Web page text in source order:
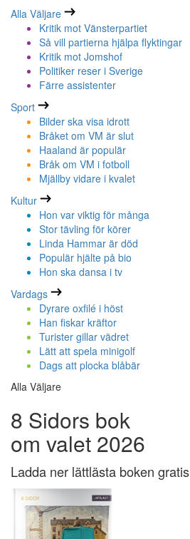
Alla Väljare
Kritik mot Vänsterpartiet
Så vill partierna hjälpa flyktingar
Kritik mot Jomshof
Politiker reser i Sverige
Färre assistenter
Sport
Bilder ska visa idrott
Bråket om VM är slut
Haaland är populär
Bråk om VM i fotboll
Mjällby vidare i kvalet
Kultur
Hon var viktig för många
Stor tävling för körer
Linda Hammar är död
Populär hjälte på bio
Hon ska dansa i tv
Vardags
Dyrare oxfilé i höst
Han fiskar kräftor
Turister gillar vädret
Lätt att spela minigolf
Dags att plocka blåbär
Alla Väljare
8 Sidors bok
om valet 2026
Ladda ner lättlästa boken gratis